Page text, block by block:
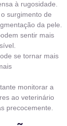
à rugosidade.
surgimento de
da pele.
sentir mais
se tornar mais
monitorar a
ao veterinário
precocemente.